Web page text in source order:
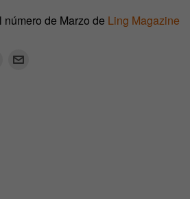
de Marzo de Ling Magazine